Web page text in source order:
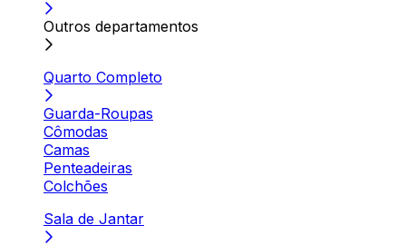
Outros departamentos
Quarto Completo
Guarda-Roupas
Cômodas
Camas
Penteadeiras
Colchões
Sala de Jantar